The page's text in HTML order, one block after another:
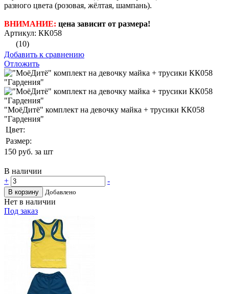
разного цвета (розовая, жёлтая, шампань).
ВНИМАНИЕ: цена зависит от размера!
Артикул: КК058
(10)
Добавить к сравнению
Отложить
"МоёДитё" комплект на девочку майка + трусики КК058
"Гардения"
Цвет:
Размер:
150 руб. за шт
В наличии
+
-
В корзину Добавлено
Нет в наличии
Под заказ